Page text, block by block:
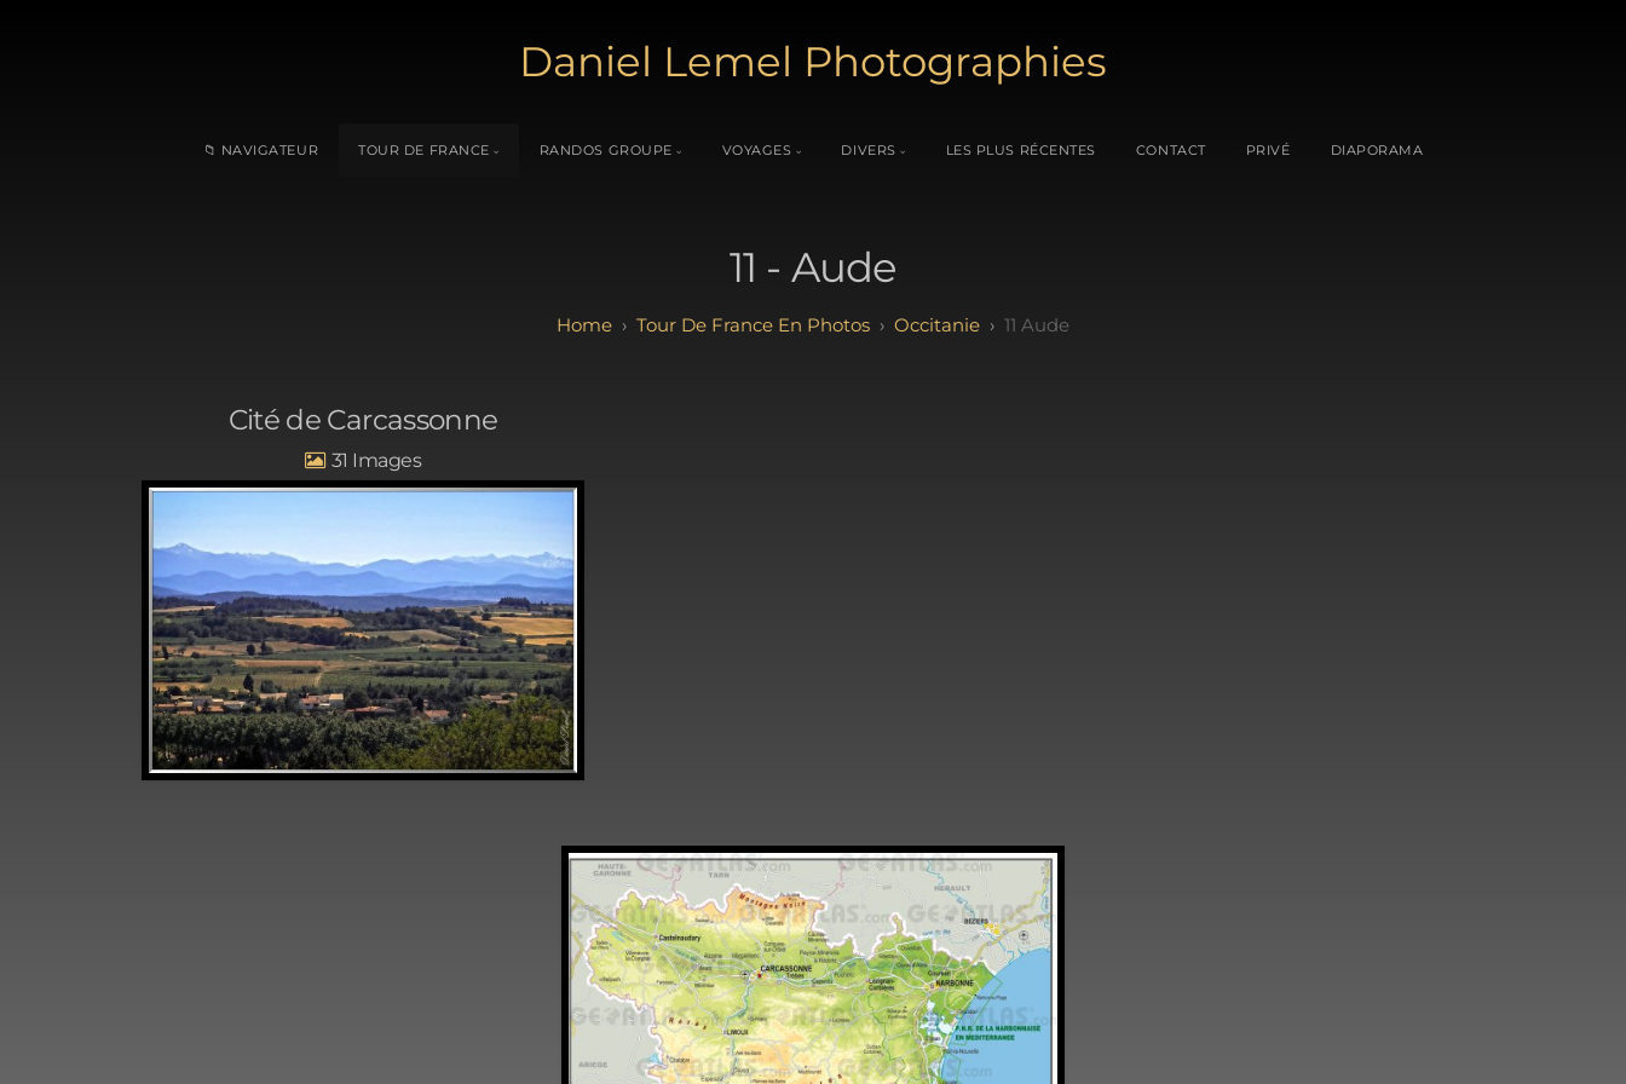
Daniel Lemel Photographies
📁 NAVIGATEUR TOUR DE FRANCE RANDOS GROUPE VOYAGES DIVERS LES PLUS RÉCENTES CONTACT PRIVÉ DIAPORAMA
11 - Aude
Tour De France En Photos Occitanie 11 Aude
Cité de Carcassonne
31